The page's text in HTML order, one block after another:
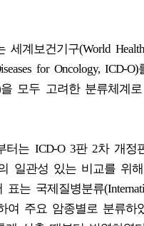
계보건기구(World
for Oncology,
을 모두 고려한 분류체계
터는 ICD-O 3판 2차 개정
일관성 있는 비교를 위
는 국제질병분류
여 주요 암종별로 분류